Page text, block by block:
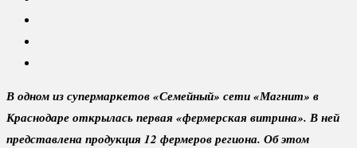
В одном из супермаркетов «Семейный» сети «Магнит» в
Краснодаре открылась первая «фермерская витрина». В ней
представлена продукция 12 фермеров региона. Об этом